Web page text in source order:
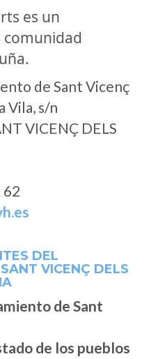
es un
de Sant Vicenç
Vila, s/n
VICENÇ DELS
62
DEL
VICENÇ DELS
de los pueblos